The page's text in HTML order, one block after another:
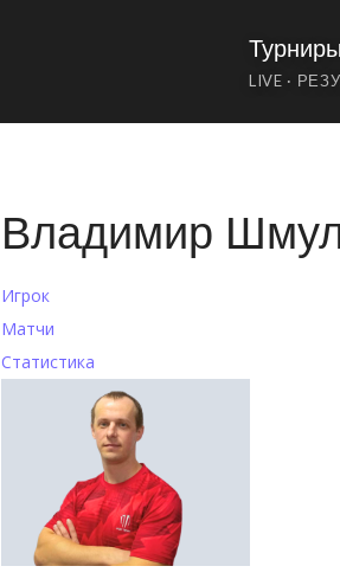
Владимир
Игрок
Матчи
Статистика